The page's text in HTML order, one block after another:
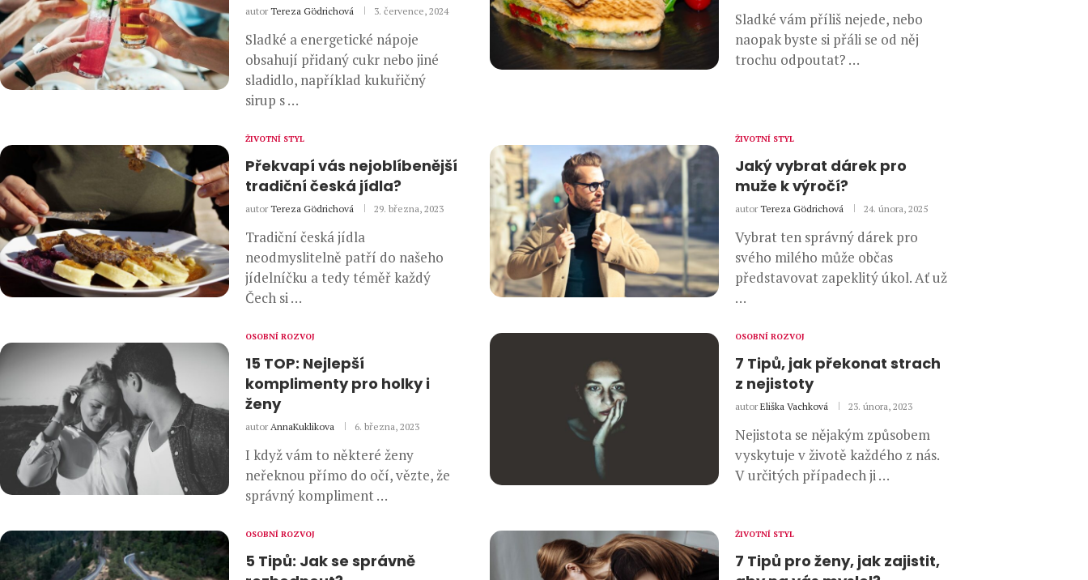
autor Tereza Gödrichová 3. července, 2024
Sladké a energetické nápoje
obsahují přidaný cukr nebo jiné
sladidlo, například kukuřičný
sirup s …
Sladké vám příliš nejede, nebo
naopak byste si přáli se od něj
trochu odpoutat? …
ŽIVOTNÍ STYL
Překvapí vás nejoblíbenější
tradiční česká jídla?
autor Tereza Gödrichová 29. března, 2023
Tradiční česká jídla
neodmyslitelně patří do našeho
jídelníčku a tedy téměř každý
Čech si …
ŽIVOTNÍ STYL
Jaký vybrat dárek pro
muže k výročí?
autor Tereza Gödrichová 24. února, 2025
Vybrat ten správný dárek pro
svého milého může občas
představovat zapeklitý úkol. Ať už
…
OSOBNÍ ROZVOJ
15 TOP: Nejlepší
komplimenty pro holky i
ženy
autor AnnaKuklikova 6. března, 2023
I když vám to některé ženy
neřeknou přímo do očí, vězte, že
správný kompliment …
OSOBNÍ ROZVOJ
7 Tipů, jak překonat strach
z nejistoty
autor Eliška Vachková 23. února, 2023
Nejistota se nějakým způsobem
vyskytuje v životě každého z nás.
V určitých případech ji …
OSOBNÍ ROZVOJ
5 Tipů: Jak se správně
ŽIVOTNÍ STYL
7 Tipů pro ženy, jak zajistit,